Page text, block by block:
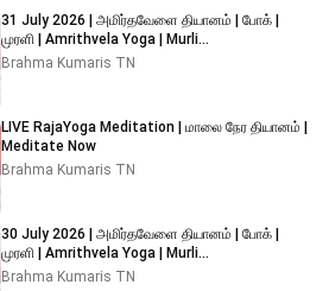
31 July 2026 | அமிர்தவேளை தியானம் | போக் |
முரளி | Amrithvela Yoga | Murli
#brahmakumaristamilnadu
Brahma Kumaris TN
LIVE RajaYoga Meditation | மாலை நேர தியானம் |
Meditate Now
Brahma Kumaris TN
30 July 2026 | அமிர்தவேளை தியானம் | போக் |
முரளி | Amrithvela Yoga | Murli
#brahmakumaristamilnadu
Brahma Kumaris TN